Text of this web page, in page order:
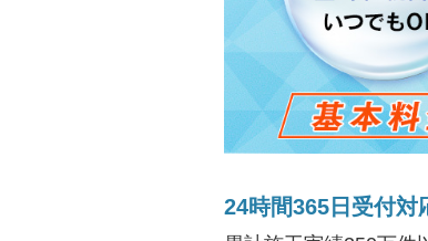
24時間365日受付対